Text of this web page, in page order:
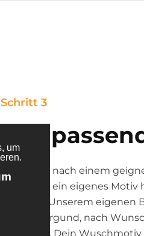
Schritt 3
Das
Die Suche nach einem
du kannst ein eigenes
eines aus Unserem eigenen
den Hintergund, nach
entfernen. Dein